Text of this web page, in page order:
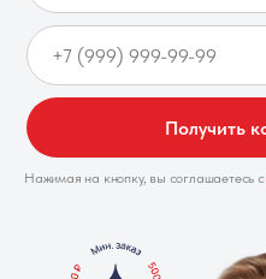
Получить
Нажимая на кнопку, вы соглашаетесь с